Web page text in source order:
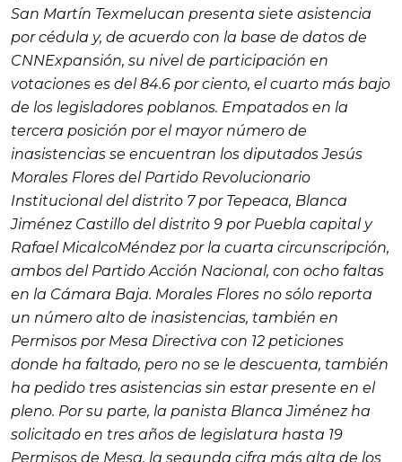
San Martín Texmelucan presenta siete asistencia
por cédula y, de acuerdo con la base de datos de
CNNExpansión, su nivel de participación en
votaciones es del 84.6 por ciento, el cuarto más bajo
de los legisladores poblanos. Empatados en la
tercera posición por el mayor número de
inasistencias se encuentran los diputados Jesús
Morales Flores del Partido Revolucionario
Institucional del distrito 7 por Tepeaca, Blanca
Jiménez Castillo del distrito 9 por Puebla capital y
Rafael MicalcoMéndez por la cuarta circunscripción,
ambos del Partido Acción Nacional, con ocho faltas
en la Cámara Baja. Morales Flores no sólo reporta
un número alto de inasistencias, también en
Permisos por Mesa Directiva con 12 peticiones
donde ha faltado, pero no se le descuenta, también
ha pedido tres asistencias sin estar presente en el
pleno. Por su parte, la panista Blanca Jiménez ha
solicitado en tres años de legislatura hasta 19
Permisos de Mesa, la segunda cifra más alta de los